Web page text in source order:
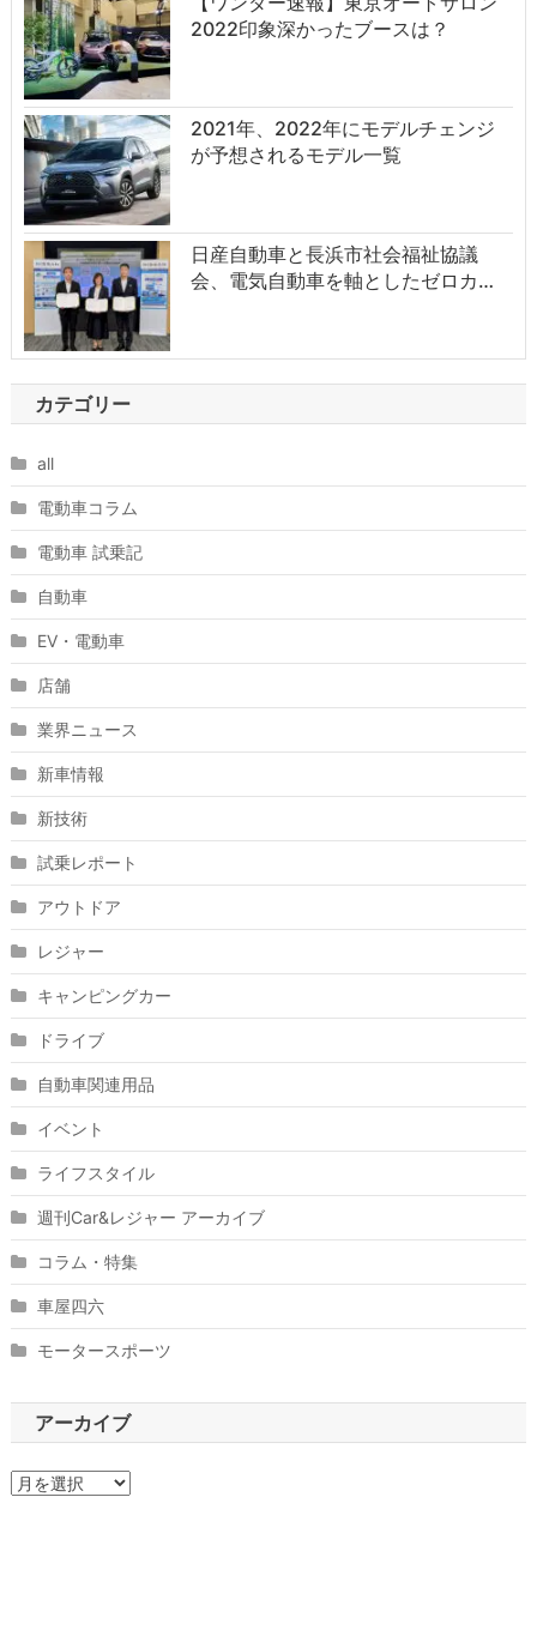
2022印象深かったブースは？
2021年、2022年にモデルチェンジ
が予想されるモデル一覧
日産自動車と長浜市社会福祉協議
会、電気自動車を軸としたゼロカ…
カテゴリー
all
電動車コラム
電動車 試乗記
自動車
EV・電動車
店舗
業界ニュース
新車情報
新技術
試乗レポート
アウトドア
レジャー
キャンピングカー
ドライブ
自動車関連用品
イベント
ライフスタイル
週刊Car&レジャー アーカイブ
コラム・特集
車屋四六
モータースポーツ
アーカイブ
ア